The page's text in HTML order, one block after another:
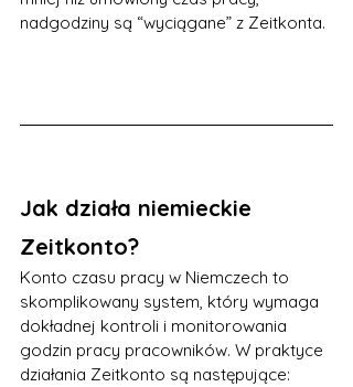
nadgodziny są “wyciągane” z Zeitkonta.
Jak działa niemieckie
Zeitkonto?
Konto czasu pracy w Niemczech to
skomplikowany system, który wymaga
dokładnej kontroli i monitorowania
godzin pracy pracowników. W praktyce
działania Zeitkonto są następujące: